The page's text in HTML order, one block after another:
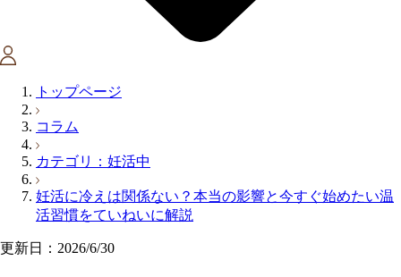
トップページ
コラム
カテゴリ：妊活中
妊活に冷えは関係ない？本当の影響と今すぐ始めたい温
活習慣をていねいに解説
更新日：2026/6/30